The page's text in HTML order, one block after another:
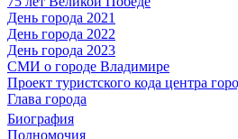
День города 2021
День города 2022
День города 2023
СМИ о городе Владимире
Проект туристского кода центра
Глава города
Биография
Полномочия